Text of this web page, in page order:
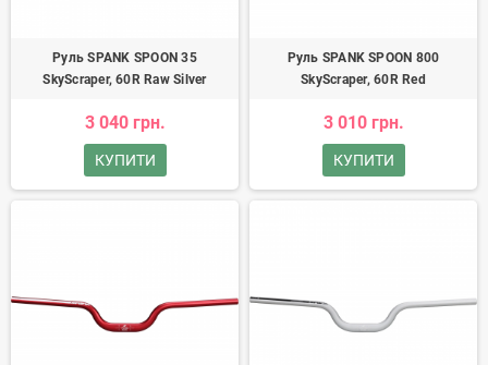
Руль SPANK SPOON 35
SkyScraper, 60R Raw Silver
3 040 грн.
КУПИТИ
Руль SPANK SPOON 800
SkyScraper, 60R Red
3 010 грн.
КУПИТИ